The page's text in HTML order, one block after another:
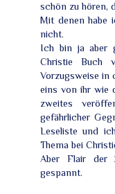
schön zu hören,
Mit denen habe
nicht.
Ich bin ja aber
Christie Buch
Vorzugsweise in
eins von ihr wie
zweites
gefährlicher
Leseliste und
Thema bei
Aber Flair der
gespannt.